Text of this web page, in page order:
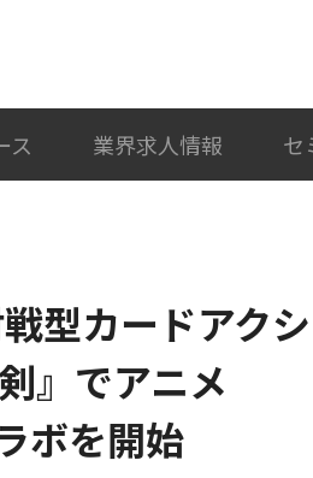
ス 業界求人情報 セ
型カードアク
』でアニメ
ボを開始